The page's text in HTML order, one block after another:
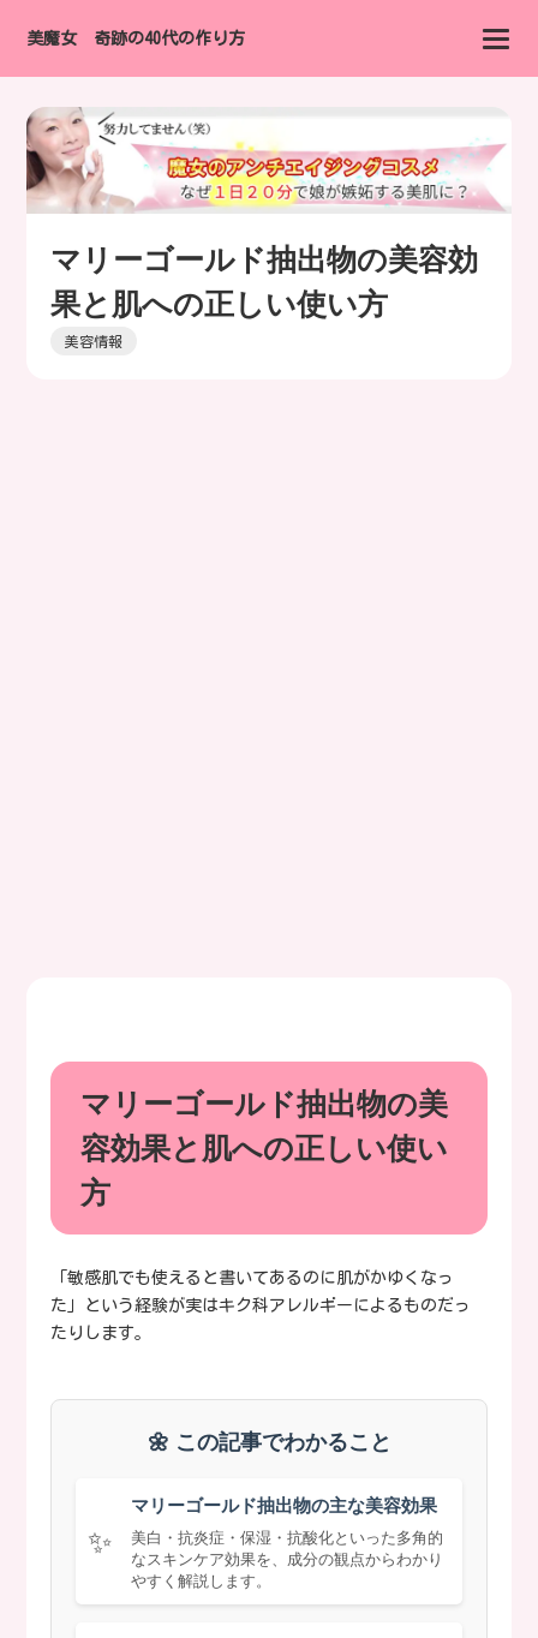
美魔女 奇跡の40代の作り方
マリーゴールド抽出物の美容効
果と肌への正しい使い方
美容情報
マリーゴールド抽出物の美
容効果と肌への正しい使い
方
「敏感肌でも使えると書いてあるのに肌がかゆくなっ
た」という経験が実はキク科アレルギーによるものだっ
たりします。
🌼 この記事でわかること
✨
マリーゴールド抽出物の主な美容効果
美白・抗炎症・保湿・抗酸化といった多角的
なスキンケア効果を、成分の観点からわかり
やすく解説します。